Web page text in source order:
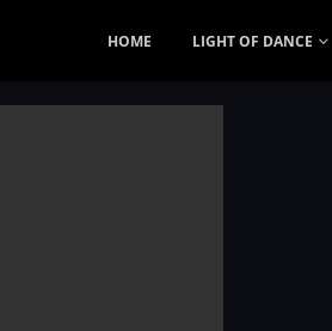
HOME LIGHT OF DANCE